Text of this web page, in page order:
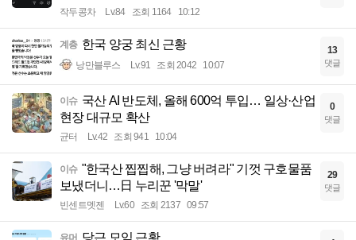
작두콩차 Lv.84 조회 1164 10:12
계층 한국 양궁 최신 근황
낭만블루스 Lv.91 조회 2042 10:07
13
댓글
이슈 국산 AI 반도체, 올해 600억 투입… 일상·산업
현장 대규모 확산
균터 Lv.42 조회 941 10:04
0
댓글
이슈 "한국산 찝찝해, 그냥 버려라" 기껏 구호물품
보냈더니…日 누리꾼 '막말'
빈센트멧젠 Lv.60 조회 2137 09:57
29
댓글
유머 당근 모임 근황